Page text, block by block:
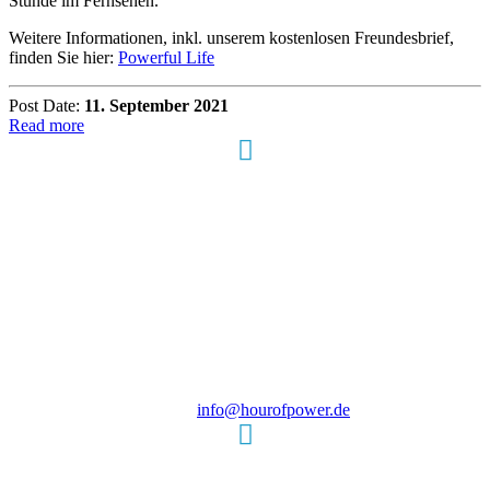
Weitere Informationen, inkl. unserem kostenlosen Freundesbrief,
finden Sie hier: Powerful Life
Post Date: 11. September 2021
Read more
info@hourofpower.de